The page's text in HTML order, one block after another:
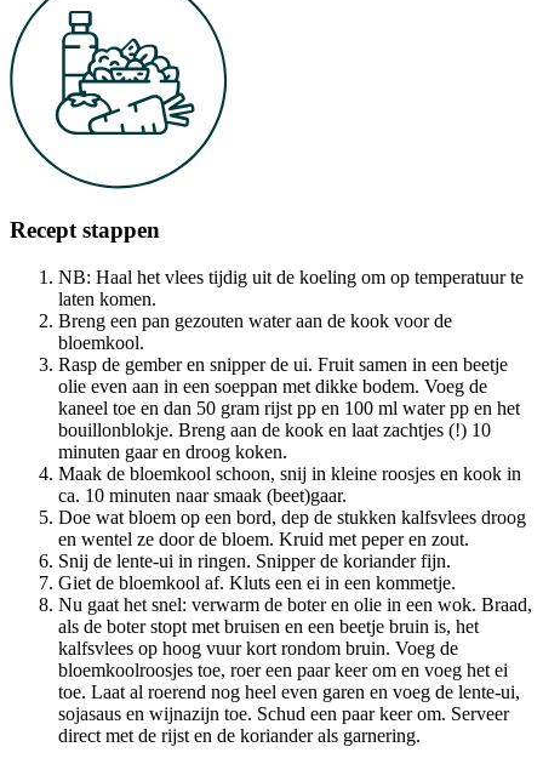
Recept stappen
NB: Haal het vlees tijdig uit de koeling om op temperatuur te
laten komen.
Breng een pan gezouten water aan de kook voor de
bloemkool.
Rasp de gember en snipper de ui. Fruit samen in een beetje
olie even aan in een soeppan met dikke bodem. Voeg de
kaneel toe en dan 50 gram rijst pp en 100 ml water pp en het
bouillonblokje. Breng aan de kook en laat zachtjes (!) 10
minuten gaar en droog koken.
Maak de bloemkool schoon, snij in kleine roosjes en kook in
ca. 10 minuten naar smaak (beet)gaar.
Doe wat bloem op een bord, dep de stukken kalfsvlees droog
en wentel ze door de bloem. Kruid met peper en zout.
Snij de lente-ui in ringen. Snipper de koriander fijn.
Giet de bloemkool af. Kluts een ei in een kommetje.
Nu gaat het snel: verwarm de boter en olie in een wok. Braad,
als de boter stopt met bruisen en een beetje bruin is, het
kalfsvlees op hoog vuur kort rondom bruin. Voeg de
bloemkoolroosjes toe, roer een paar keer om en voeg het ei
toe. Laat al roerend nog heel even garen en voeg de lente-ui,
sojasaus en wijnazijn toe. Schud een paar keer om. Serveer
direct met de rijst en de koriander als garnering.